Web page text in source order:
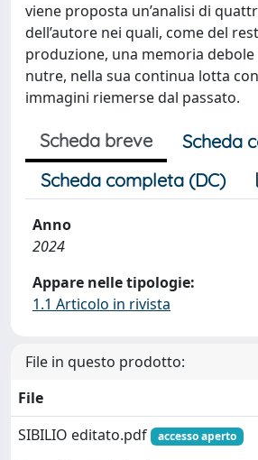
viene proposta un’analisi di
dell’autore nei quali, come del
produzione, una memoria debole
nutre, nella sua continua lotta
immagini riemerse dal passato.
Scheda breve
Scheda
Scheda completa (DC)
Anno
2024
Appare nelle tipologie:
1.1 Articolo in rivista
File in questo prodotto:
File
SIBILIO editato.pdf
accesso aperto